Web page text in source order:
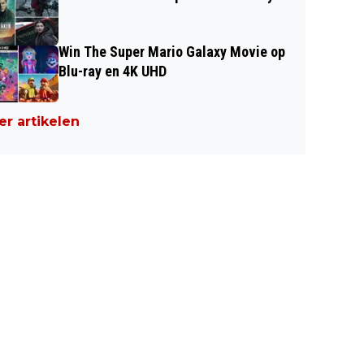
Win The Super Mario Galaxy Movie op
Blu-ray en 4K UHD
artikelen